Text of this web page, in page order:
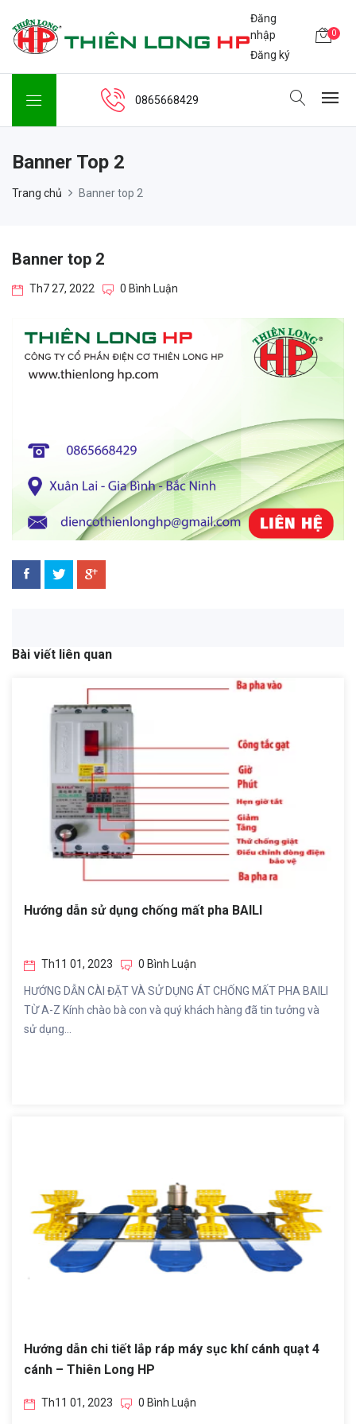
Đăng
nhập
Đăng ký
0
0865668429
Banner Top 2
Trang chủ Banner top 2
Banner top 2
Th7 27, 2022 0 Bình Luận
Bài viết liên quan
Hướng dẫn sử dụng chống mất pha BAILI
Th11 01, 2023 0 Bình Luận
HƯỚNG DẪN CÀI ĐẶT VÀ SỬ DỤNG ÁT CHỐNG MẤT PHA BAILI
TỪ A-Z Kính chào bà con và quý khách hàng đã tin tưởng và
sử dụng...
Hướng dẫn chi tiết lắp ráp máy sục khí cánh quạt 4
cánh – Thiên Long HP
Th11 01, 2023 0 Bình Luận